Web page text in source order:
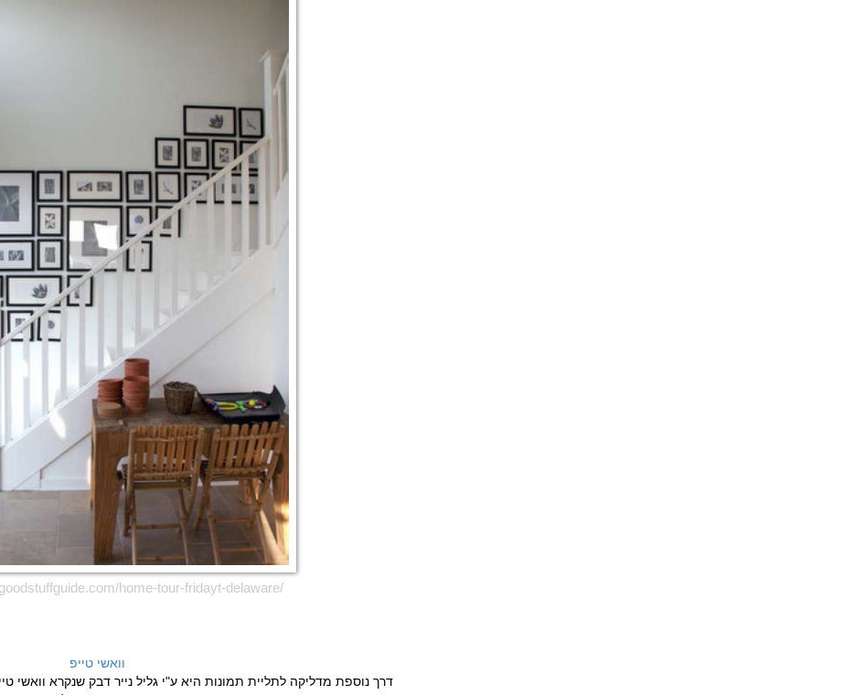
home-tour-fridayt-delaware/
וואשי טייפ
דרך נוספת מדליקה לתליית תמונות היא ע"י גליל נייר דבק שנקרא וואשי